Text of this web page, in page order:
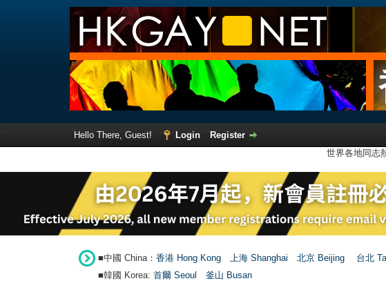
Hello There, Guest! Login
Register
世界各地同志
■中國 China： 香港 Hong Kong 上海 Shanghai 北京 Beijing 台北
■韓國 Korea: 首爾 Seou 釜山 Busan